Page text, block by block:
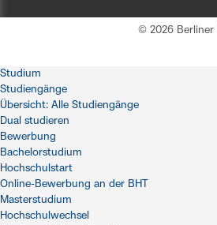
© 2026 Berliner
Studium
Studiengänge
Übersicht: Alle Studiengänge
Dual studieren
Bewerbung
Bachelorstudium
Hochschulstart
Online-Bewerbung an der BHT
Masterstudium
Hochschulwechsel